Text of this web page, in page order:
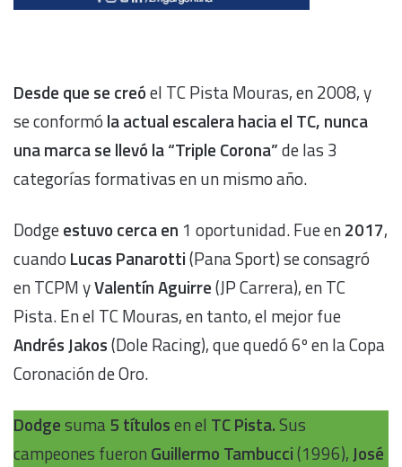
Desde que se creóel TC Pista Mouras, en 2008, y
se conformó la actual escalera hacia el TC, nunca
una marca se llevó la “Triple Corona”de las 3
categorías formativas en un mismo año.
Dodgeestuvo cerca en 1 oportunidad. Fue en2017,
cuando Lucas Panarotti(Pana Sport) se consagró
en TCPM yValentín Aguirre(JP Carrera), en TC
Pista. En el TC Mouras, en tanto, el mejor fue
Andrés Jakos(Dole Racing), que quedó 6º en la Copa
Coronación de Oro.
Dodgesuma 5 títulosen el TC Pista.Sus
campeones fueron Guillermo Tambucci(1996),José